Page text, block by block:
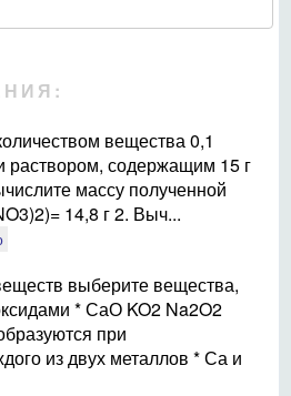
вещества 0,1
раствором, содержащим 15 г
массу полученной
14,8 г 2. Выч...
выберите вещества,
* СаО KO2 Na2O2
при
из двух металлов * Са и